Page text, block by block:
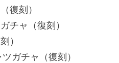
復刻）
チャ（復刻）
）
ガチャ（復刻）